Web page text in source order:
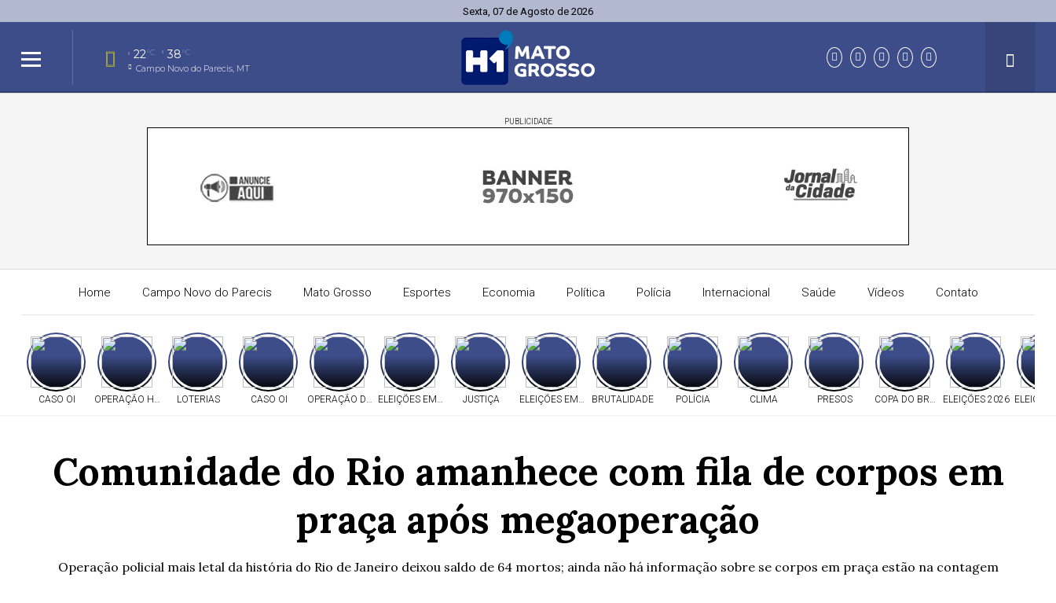
Sexta, 07 de Agosto de 2026
22°C 38°C
Campo Novo do Parecis, MT
PUBLICIDADE
Home Campo Novo do Parecis Mato Grosso Esportes Economia Política Polícia Internacional Saúde Vídeos Contato
CASO OI OPERAÇÃO HERITAGELOTERIAS CASO OI OPERAÇÃO DA PFELEIÇÕES EM MT JUSTIÇA ELEIÇÕES EM MTBRUTALIDADE POLÍCIA CLIMA PRESOS COPA DO BRASILELEIÇÕES 2026
Comunidade do Rio amanhece com fila de corpos em
praça após megaoperação
Operação policial mais letal da história do Rio de Janeiro deixou saldo de 64 mortos; ainda não há informação sobre se corpos em praça estão na contagem